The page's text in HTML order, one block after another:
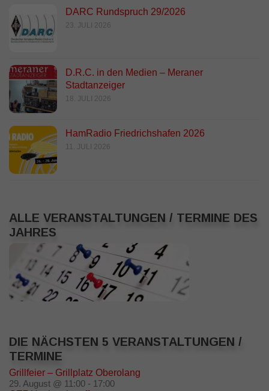
DARC Rundspruch 29/2026
23. JULI 2026
D.R.C. in den Medien – Meraner
Stadtanzeiger
18. JULI 2026
HamRadio Friedrichshafen 2026
11. JULI 2026
ALLE VERANSTALTUNGEN / TERMINE DES
JAHRES
DIE NÄCHSTEN 5 VERANSTALTUNGEN /
TERMINE
Grillfeier – Grillplatz Oberolang
29. August @ 11:00 - 17:00